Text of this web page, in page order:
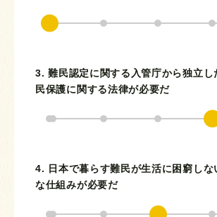
3. 難民認定に関する入管庁から独立し
民保護に関する法律が必要だ
4. 日本で暮らす難民が生活に困窮しな
な仕組みが必要だ